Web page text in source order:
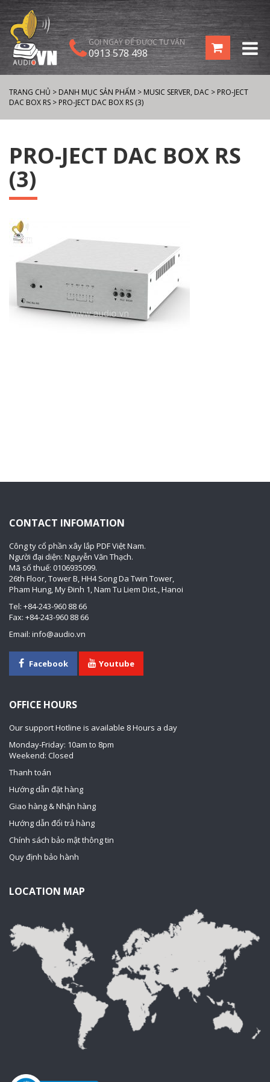
GỌI NGAY ĐỂ ĐƯỢC TƯ VẤN
0913 578 498
TRANG CHỦ > DANH MỤC SẢN PHẨM > MUSIC SERVER, DAC > PRO-JECT
DAC BOX RS > PRO-JECT DAC BOX RS (3)
PRO-JECT DAC BOX RS
(3)
CONTACT INFOMATION
Công ty cổ phần xây lắp PDF Việt Nam.
Người đại diện: Nguyễn Văn Thạch.
Mã số thuế: 0106935099.
26th Floor, Tower B, HH4 Song Da Twin Tower,
Pham Hung, My Đinh 1, Nam Tu Liem Dist., Hanoi
Tel: +84-243-960 88 66
Fax: +84-243-960 88 66
Email: info@audio.vn
Facebook Youtube
OFFICE HOURS
Our support Hotline is available 8 Hours a day
Monday-Friday: 10am to 8pm
Weekend: Closed
Thanh toán
Hướng dẫn đặt hàng
Giao hàng & Nhận hàng
Hướng dẫn đổi trả hàng
Chính sách bảo mật thông tin
Quy định bảo hành
LOCATION MAP